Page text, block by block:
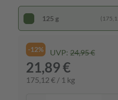
125 g
-12% UVP: 24,95 €
21,89 €
175,12 € / 1 kg